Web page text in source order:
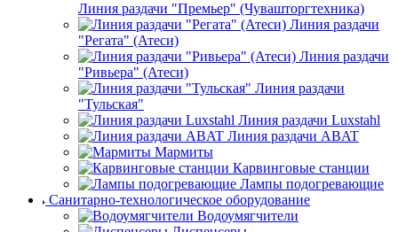
Линия раздачи "Премьер" (Чувашторгтехника)
Линия раздачи
"Регата" (Атеси)
Линия раздачи
"Ривьера" (Атеси)
Линия раздачи
"Тульская"
Линия раздачи Luxstahl
Линия раздачи ABAT
Мармиты
Карвинговые станции
Лампы подогревающие
Санитарно-технологическое оборудование
Водоумягчители